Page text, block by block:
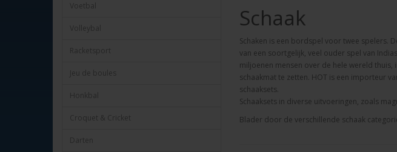
Voetbal
Volleybal
Racketsport
Jeu de boules
Honkbal
Croquet & Cricket
Darten
Schaak
Schaken is een bordspel voor twee spelers.
van een soortgelijk, veel ouder spel van
miljoenen mensen over de hele wereld thuis,
schaakmat te zetten. HOT is een importeur
schaaksets.
Schaaksets in diverse uitvoeringen, zoals
Blader door de verschillende schaak